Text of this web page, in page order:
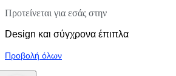
Προτείνεται για εσάς στην
Design και σύγχρονα έπιπλα
Προβολή όλων